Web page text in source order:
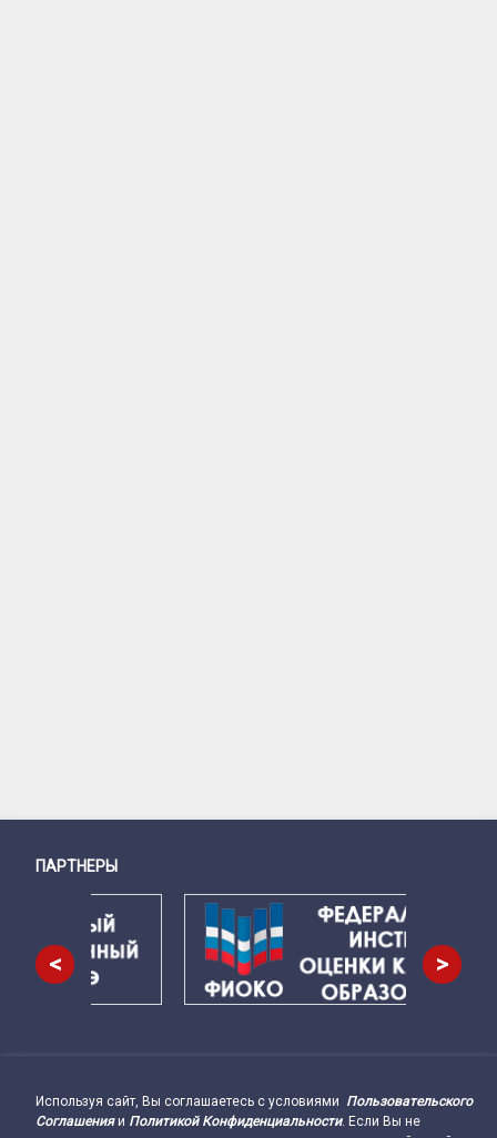
Снизу
ПАРТНЕРЫ
< >
Подвал сайта → влево
Используя сайт, Вы соглашаетесь с условиями Пользовательского
Соглашенияи Политикой Конфиденциальности. Если Вы не